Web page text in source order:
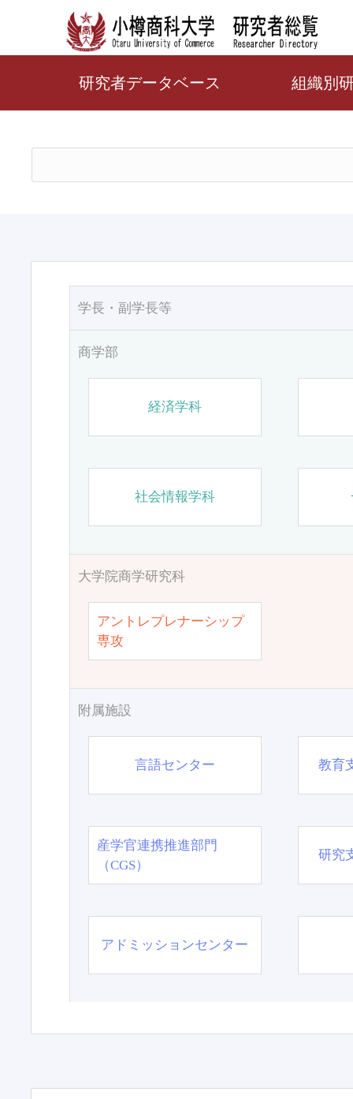
研究者データベース 組織別
学長・副学長等
商学部
経済学科
社会情報学科
大学院商学研究科
アントレプレナーシップ
専攻
附属施設
言語センター 教育
産学官連携推進部門
（CGS）
研究
アドミッションセンター